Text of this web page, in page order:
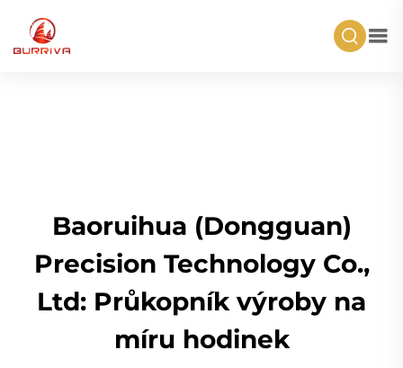
Baoruihua (Dongguan)
Precision Technology Co.,
Ltd: Průkopník výroby na
míru hodinek